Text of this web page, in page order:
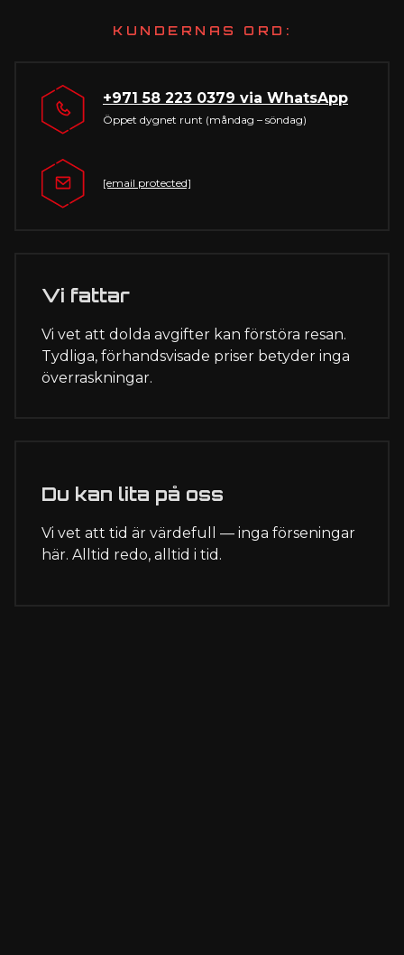
KUNDERNAS ORD:
+971 58 223 0379 via WhatsApp
Öppet dygnet runt (måndag – söndag)
[email protected]
Vi fattar
Vi vet att dolda avgifter kan förstöra resan.
Tydliga, förhandsvisade priser betyder inga
överraskningar.
Du kan lita på oss
Vi vet att tid är värdefull — inga förseningar
här. Alltid redo, alltid i tid.